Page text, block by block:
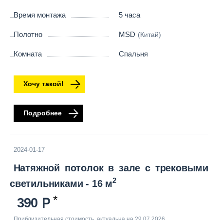
Время монтажа 5 часа
Полотно MSD (Китай)
Комната Спальня
Хочу такой!
Подробнее
2024-01-17
Натяжной потолок в зале с трековыми
светильниками - 16 м2
390